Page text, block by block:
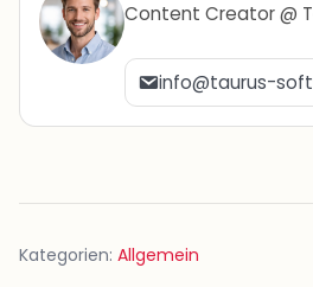
Content Creator @
info@taurus-
Kategorien: Allgemein